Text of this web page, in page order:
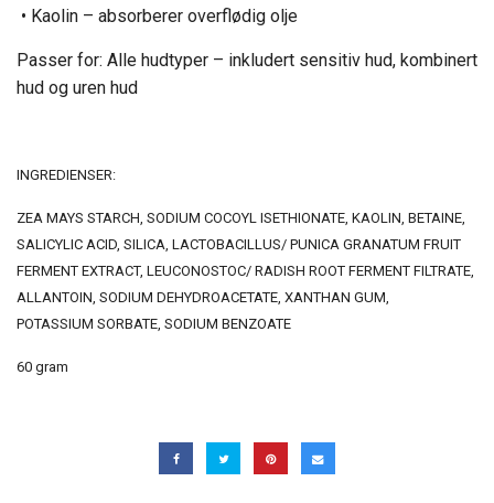
• Kaolin – absorberer overflødig olje
Passer for: Alle hudtyper – inkludert sensitiv hud, kombinert
hud og uren hud
INGREDIENSER:
ZEA MAYS STARCH, SODIUM COCOYL ISETHIONATE, KAOLIN, BETAINE,
SALICYLIC ACID, SILICA, LACTOBACILLUS/ PUNICA GRANATUM FRUIT
FERMENT EXTRACT, LEUCONOSTOC/ RADISH ROOT FERMENT FILTRATE,
ALLANTOIN, SODIUM DEHYDROACETATE, XANTHAN GUM,
POTASSIUM SORBATE, SODIUM BENZOATE
60 gram